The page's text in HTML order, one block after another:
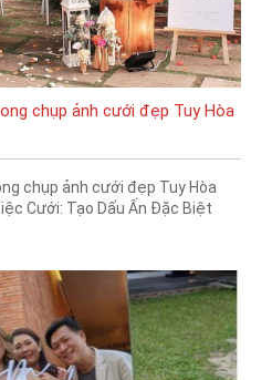
chụp ảnh cưới đẹp Tuy Hòa
chụp ảnh cưới đẹp Tuy Hòa
Cưới: Tạo Dấu Ấn Đặc Biệt